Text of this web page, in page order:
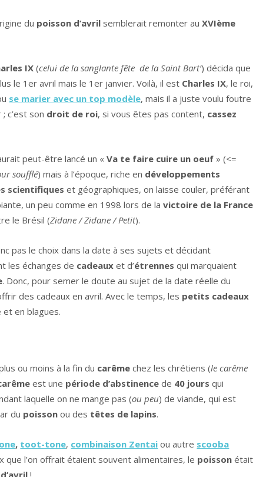
du poisson d’avril semblerait remonter au XVIème
IX (celui de la sanglante fête de la Saint Bart’) décida que
le 1er avril mais le 1er janvier. Voilà, il est Charles IX, le roi,
se marier avec un top modèle, mais il a juste voulu foutre
c’est son droit de roi, si vous êtes pas content, cassez
peut-être lancé un «Va te faire cuire un oeuf » (<=
soufflé) mais à l’époque, riche en développements
scientifiques et géographiques, on laisse couler, préférant
un peu comme en 1998 lors de lavictoire de la France
le Brésil (Zidane / Zidane / Petit).
pas le choix dans la date à ses sujets et décidant
les échanges de cadeaux et d’étrennes qui marquaient
. Donc, pour semer le doute au sujet de la date réelle du
des cadeaux en avril. Avec le temps, les petits cadeaux
en blagues.
ou moins à la fin du carême chez les chrétiens (le carême
est une période d’abstinence de 40 jours qui
laquelle on ne mange pas (ou peu) de viande, qui est
du poisson ou des têtes de lapins.
, toot-tone, combinaison Zentai ou autre scooba
que l’on offrait étaient souvent alimentaires, le poisson était
!